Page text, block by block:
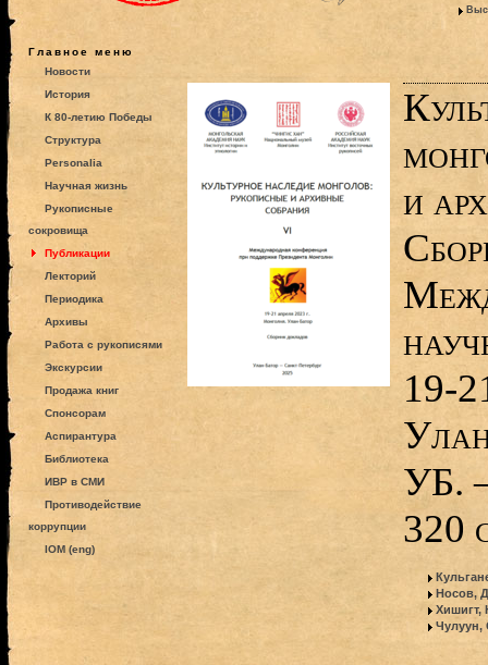
Главное меню
Новости
История
К 80-летию Победы
Структура
Personalia
Научная жизнь
Рукописные
сокровища
Публикации
Лекторий
Периодика
Архивы
Работа с рукописями
Экскурсии
Продажа книг
Спонсорам
Аспирантура
Библиотека
ИВР в СМИ
Противодействие
коррупции
IOM (eng)
и
19-
УБ.
320
Носов,
Хишигт,
Чулуун,